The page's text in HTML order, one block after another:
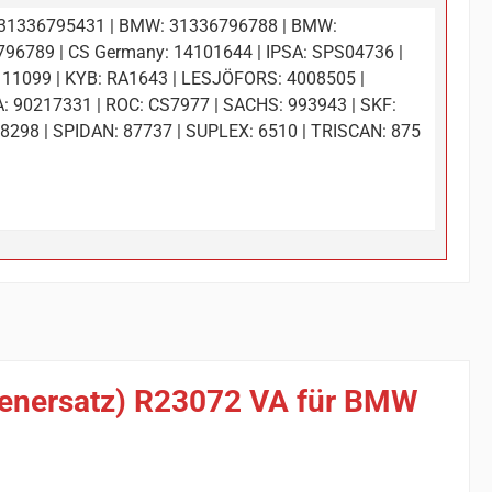
| BMW: 31336796788 | BMW:
| CS Germany: 14101644 | IPSA: SPS04736 |
11099 | KYB: RA1643 | LESJÖFORS: 4008505 |
90217331 | ROC: CS7977 | SACHS: 993943 | SKF:
| SPIDAN: 87737 | SUPLEX: 6510 | TRISCAN: 875
R23072 VA für BMW